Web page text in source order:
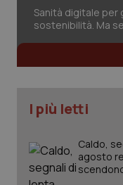
Sanità digitale per
sostenibilità. Ma
I più letti
Caldo,
agosto
tracking-sites-
session-id